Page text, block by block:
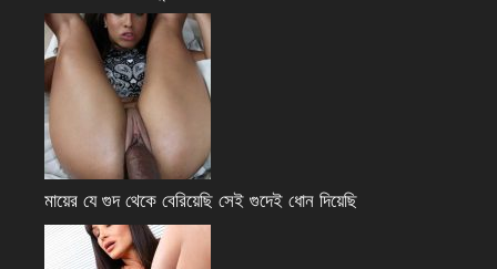
মায়ের যে গুদ থেকে বেরিয়েছি সেই গুদেই ধোন দিয়েছি